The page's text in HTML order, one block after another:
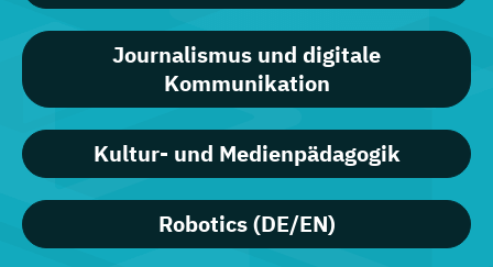
Journalismus und digitale
Kommunikation
Kultur- und Medienpädagogik
Robotics (DE/EN)